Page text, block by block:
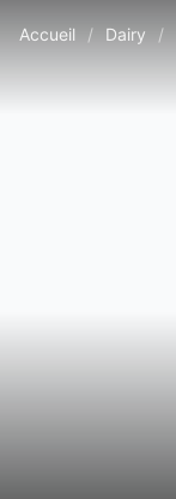
Accueil / Dairy /